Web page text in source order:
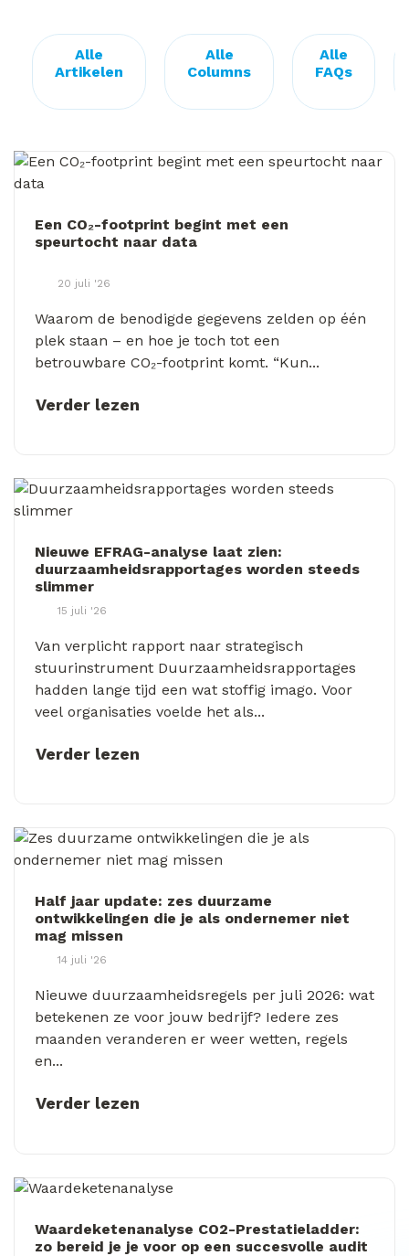
Alle
Artikelen
Alle
Columns
Alle
FAQs
Een CO₂-footprint begint met een
speurtocht naar data
20 juli '26
Waarom de benodigde gegevens zelden op één
plek staan – en hoe je toch tot een
betrouwbare CO₂-footprint komt. “Kun...
Verder lezen
Nieuwe EFRAG-analyse laat zien:
duurzaamheidsrapportages worden steeds
slimmer
15 juli '26
Van verplicht rapport naar strategisch
stuurinstrument Duurzaamheidsrapportages
hadden lange tijd een wat stoffig imago. Voor
veel organisaties voelde het als...
Verder lezen
Half jaar update: zes duurzame
ontwikkelingen die je als ondernemer niet
mag missen
14 juli '26
Nieuwe duurzaamheidsregels per juli 2026: wat
betekenen ze voor jouw bedrijf? Iedere zes
maanden veranderen er weer wetten, regels
en...
Verder lezen
Waardeketenanalyse CO2-Prestatieladder:
zo bereid je je voor op een succesvolle audit